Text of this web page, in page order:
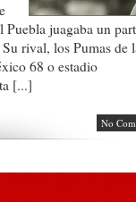
juagaba un
rival, los Pumas de
68 o estadio
[...]
No